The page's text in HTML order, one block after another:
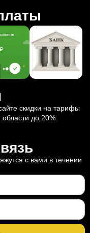
скидки на тарифы
области до 20%
с вами в течении